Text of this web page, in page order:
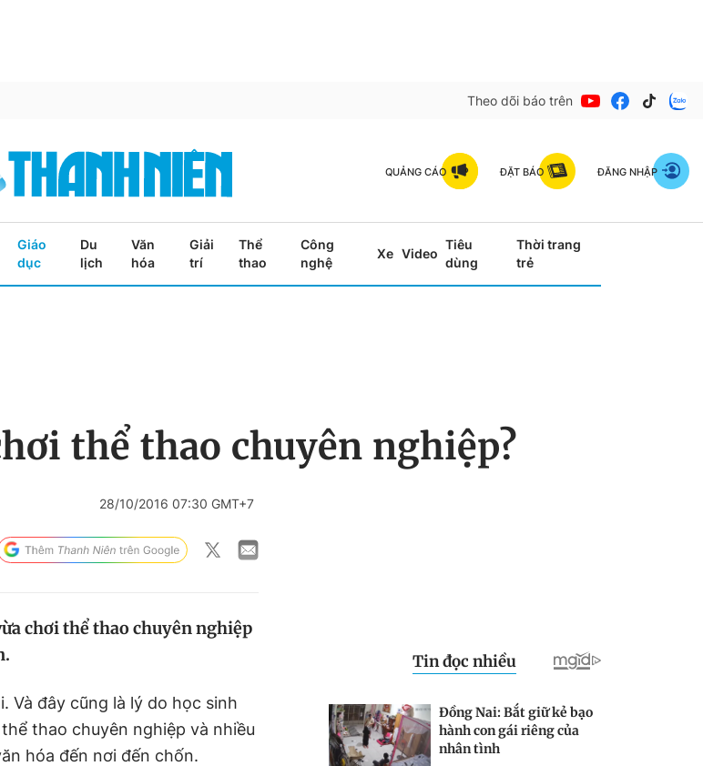
Theo dõi báo trên
QUẢNG CÁO ĐẶT BÁO ĐĂNG NHẬP
Giáo
dục
Du
lịch
Văn
hóa
Giải
trí
Thể
thao
Công
nghệ
Xe Video
Tiêu
dùng
Thời trang
trẻ
thể thao chuyên nghiệp?
28/10/2016 07:30 GMT+7
chơi thể thao chuyên nghiệp
Và đây cũng là lý do học sinh
thao chuyên nghiệp và nhiều
hóa đến nơi đến chốn.